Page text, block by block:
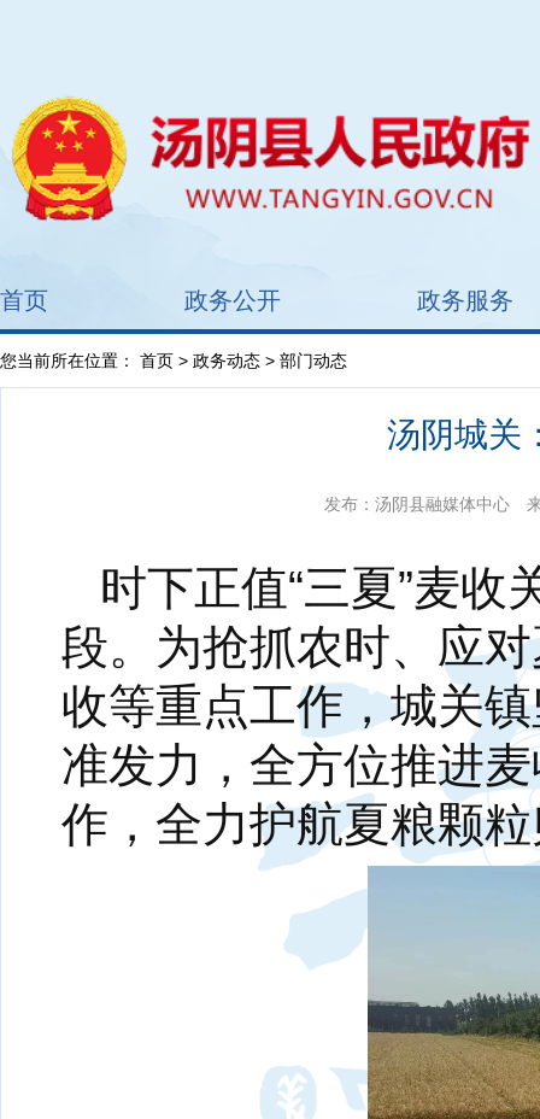
首页 政务公开 政务服务
您当前所在位置： 首页 > 政务动态 > 部门动态
汤阴城关
发布：汤阴县融媒体中心
时下正值“三夏”麦
段。为抢抓农时、应
收等重点工作，城关
准发力，全方位推进
作，全力护航夏粮颗